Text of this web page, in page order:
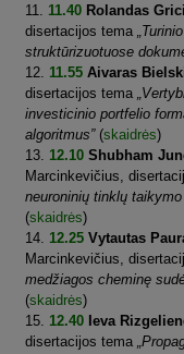
11.40 Rolandas
disertacijos tema
struktūrizuotuose
11.55 Aivaras
disertacijos tema
investicinio portfelio
algoritmus”(skaidrės)
12.10 Shubham
Marcinkevičius,
neuroninių tinklų
(skaidrės)
12.25 Vytautas
Marcinkevičius,
medžiagos cheminę
(skaidrės)
12.40 Ieva
disertacijos tema